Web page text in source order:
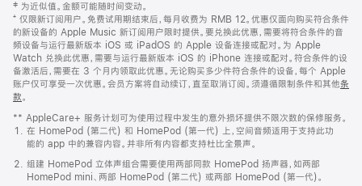
页
页
脚
注
‡ 为近似值。金额可能随时间变动。
⁺ 仅限新订阅用户。免费试用期结束后，每月收费为 RMB 12。优惠仅面向购买符合条件
的新设备的 Apple Music 新订阅用户限时提供。要兑换此优惠，需要将符合条件的音
频设备与运行最新版本 iOS 或 iPadOS 的 Apple 设备连接或配对。为 Apple
Watch 兑换此优惠，需要与运行最新版本 iOS 的 iPhone 连接或配对。符合条件的设
备激活后，需要在 3 个月内领取此优惠。无论购买多少件符合条件的设备，每个 Apple
账户仅可享受一次优惠。会员方案将自动续订，直至取消订阅。须遵循限制条件和其他条
款。
窗
口
中
打
开)
** AppleCare+ 服务计划可为使用过程中发生的意外损坏提供不限次数的保修服务。
在 HomePod (第二代) 和 HomePod (第一代) 上，空间音频适用于支持此功
能的 app 中的兼容内容。并非所有内容都支持杜比全景声。
组建 HomePod 立体声组合需要使用两部同款 HomePod 扬声器，如两部
HomePod mini、两部 HomePod (第二代) 或两部 HomePod (第一代)。